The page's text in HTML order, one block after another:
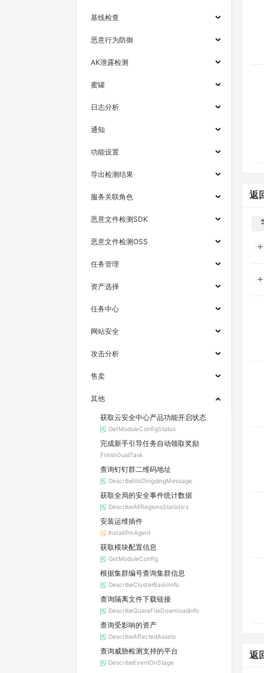
基线检查
恶意行为防御
AK泄露检测
蜜罐
日志分析
通知
功能设置
导出检测结果
服务关联角色
恶意文件检测SDK
恶意文件检测OSS
任务管理
资产选择
任务中心
网站安全
攻击分析
售卖
其他
获取云安全中心产品功能开启状态
GetModuleConfigStatus
完成新手引导任务自动领取奖励
FinishGuidTask
查询钉钉群二维码地址
DescribeVolDingdingMessage
获取全局的安全事件统计数据
DescribeAllRegionsStatistics
安装运维插件
InstallPmAgent
获取模块配置信息
GetModuleConfig
根据集群编号查询集群信息
DescribeClusterBasicInfo
查询隔离文件下载链接
DescribeQuaraFileDownloadInfo
查询受影响的资产
DescribeAffectedAssets
查询威胁检测支持的平台
DescribeEventOnStage
返
返